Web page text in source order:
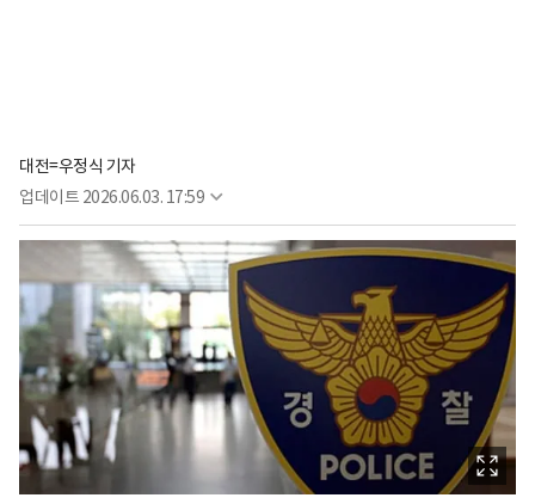
대전=우정식 기자
업데이트 2026.06.03. 17:59